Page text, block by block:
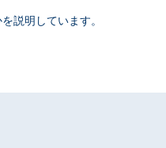
説明しています。